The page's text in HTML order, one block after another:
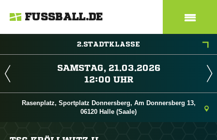
FUSSBALL.DE
2.STADTKLASSE
 
 
Rasenplatz, Sportplatz Donnersberg, Am Donnersberg 13,
06120 Halle (Saale)